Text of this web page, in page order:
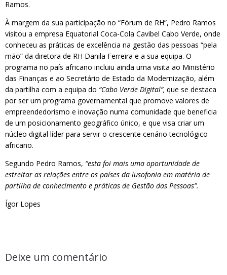
Ramos.
À margem da sua participação no “Fórum de RH”, Pedro Ramos
visitou a empresa Equatorial Coca-Cola Cavibel Cabo Verde, onde
conheceu as práticas de excelência na gestão das pessoas “pela
mão” da diretora de RH Danila Ferreira e a sua equipa. O
programa no país africano incluiu ainda uma visita ao Ministério
das Finanças e ao Secretário de Estado da Modernização, além
da partilha com a equipa do “Cabo Verde Digital”, que se destaca
por ser um programa governamental que promove valores de
empreendedorismo e inovação numa comunidade que beneficia
de um posicionamento geográfico único, e que visa criar um
núcleo digital líder para servir o crescente cenário tecnológico
africano.
Segundo Pedro Ramos, “esta foi mais uma oportunidade de
estreitar as relações entre os países da lusofonia em matéria de
partilha de conhecimento e práticas de Gestão das Pessoas”.
Ígor Lopes
Deixe um comentário